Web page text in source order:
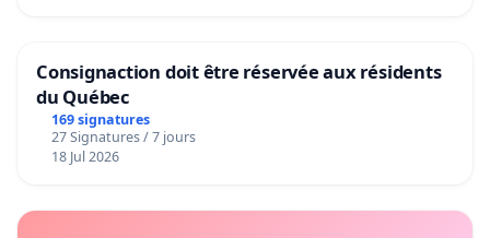
Consignaction doit être réservée aux résidents
du Québec
169 signatures
27 Signatures / 7 jours
18 Jul 2026